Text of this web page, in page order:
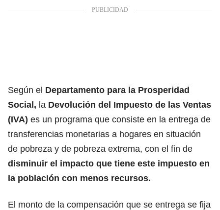
Según el Departamento para la Prosperidad
Social, la Devolución del Impuesto de las Ventas
(IVA) es un programa que consiste en la entrega de
transferencias monetarias a hogares en situación
de pobreza y de pobreza extrema, con el fin de
disminuir el impacto que tiene este impuesto en
la población con menos recursos.
El monto de la compensación que se entrega se fija